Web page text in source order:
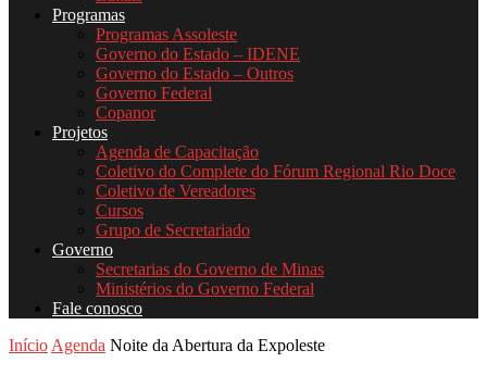
Programas
Programas Assoleste
Governo do Estado – IDENE
Governo do Estado – Outros
Governo Federal
Copanor
Projetos
Agenda de Capacitação
Coletivo do Complete do Fórum Regional Rio Doce
Coletivo de Vereadores
Cursos
Grupo de Secretariado
Governo
Secretarias do Governo de Minas
Ministérios do Governo Federal
Fale conosco
Início Agenda Noite da Abertura da Expoleste